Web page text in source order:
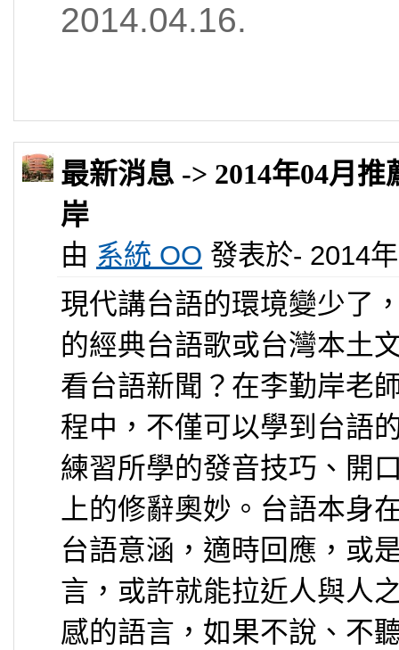
2014.04.16.
最新消息 -> 2014年04月
岸
由 系統 OO 發表於- 2014
現代講台語的環境變少了
的經典台語歌或台灣本土
看台語新聞？在李勤岸老
程中，不僅可以學到台語
練習所學的發音技巧、開
上的修辭奧妙。台語本身
台語意涵，適時回應，或
言，或許就能拉近人與人
感的語言，如果不說、不